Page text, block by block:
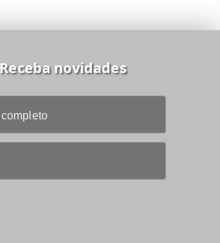
Receba novidades